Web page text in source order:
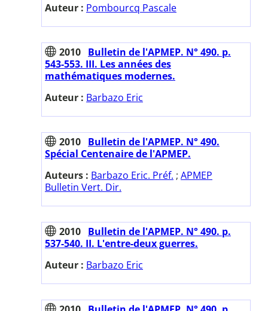
Auteur : Pombourcq Pascale
2010 Bulletin de l'APMEP. N° 490. p.
543-553. III. Les années des
mathématiques modernes.
Auteur : Barbazo Eric
2010 Bulletin de l'APMEP. N° 490.
Spécial Centenaire de l'APMEP.
Auteurs : Barbazo Eric. Préf. ; APMEP
Bulletin Vert. Dir.
2010 Bulletin de l'APMEP. N° 490. p.
537-540. II. L'entre-deux guerres.
Auteur : Barbazo Eric